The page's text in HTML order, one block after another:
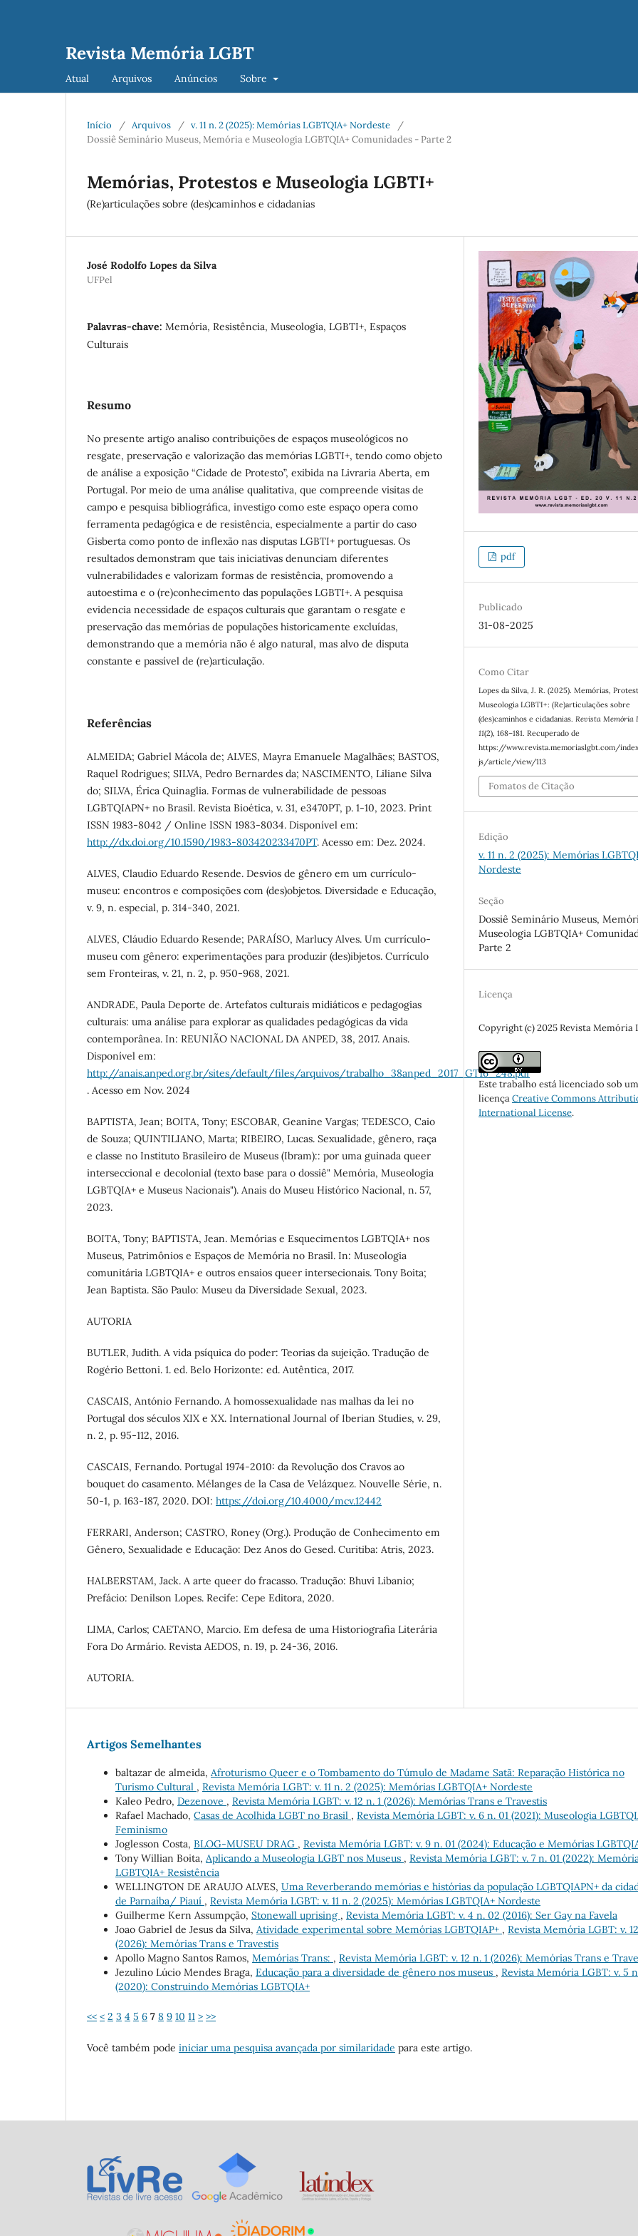
Revista Memória LGBT
Atual Arquivos Anúncios Sobre
Início / Arquivos / v. 11 n. 2 (2025): Memórias LGBTQIA+ Nordeste
/
Dossiê Seminário Museus, Memória e Museologia LGBTQIA+ Comunidades - Parte 2
Memórias, Protestos e Museologia LGBTI+
(Re)articulações sobre (des)caminhos e cidadanias
José Rodolfo Lopes da Silva
UFPel
Palavras-chave: Memória, Resistência, Museologia, LGBTI+, Espaços
Culturais
Resumo
No presente artigo analiso contribuições de espaços museológicos no
resgate, preservação e valorização das memórias LGBTI+, tendo como objeto
de análise a exposição “Cidade de Protesto”, exibida na Livraria Aberta, em
Portugal. Por meio de uma análise qualitativa, que compreende visitas de
campo e pesquisa bibliográfica, investigo como este espaço opera como
ferramenta pedagógica e de resistência, especialmente a partir do caso
Gisberta como ponto de inflexão nas disputas LGBTI+ portuguesas. Os
resultados demonstram que tais iniciativas denunciam diferentes
vulnerabilidades e valorizam formas de resistência, promovendo a
autoestima e o (re)conhecimento das populações LGBTI+. A pesquisa
evidencia necessidade de espaços culturais que garantam o resgate e
preservação das memórias de populações historicamente excluídas,
demonstrando que a memória não é algo natural, mas alvo de disputa
constante e passível de (re)articulação.
Referências
ALMEIDA; Gabriel Mácola de; ALVES, Mayra Emanuele Magalhães; BASTOS,
Raquel Rodrigues; SILVA, Pedro Bernardes da; NASCIMENTO, Liliane Silva
do; SILVA, Érica Quinaglia. Formas de vulnerabilidade de pessoas
LGBTQIAPN+ no Brasil. Revista Bioética, v. 31, e3470PT, p. 1-10, 2023. Print
ISSN 1983-8042 / Online ISSN 1983-8034. Disponível em:
http://dx.doi.org/10.1590/1983-803420233470PT. Acesso em: Dez. 2024.
ALVES, Claudio Eduardo Resende. Desvios de gênero em um currículo-
museu: encontros e composições com (des)objetos. Diversidade e Educação,
v. 9, n. especial, p. 314-340, 2021.
ALVES, Cláudio Eduardo Resende; PARAÍSO, Marlucy Alves. Um currículo-
museu com gênero: experimentações para produzir (des)ibjetos. Currículo
sem Fronteiras, v. 21, n. 2, p. 950-968, 2021.
ANDRADE, Paula Deporte de. Artefatos culturais midiáticos e pedagogias
culturais: uma análise para explorar as qualidades pedagógicas da vida
contemporânea. In: REUNIÃO NACIONAL DA ANPED, 38, 2017. Anais.
Disponível em:
http://anais.anped.org.br/sites/default/files/arquivos/trabalho_38anped_2017_GT16_248.pdf
. Acesso em Nov. 2024
BAPTISTA, Jean; BOITA, Tony; ESCOBAR, Geanine Vargas; TEDESCO, Caio
de Souza; QUINTILIANO, Marta; RIBEIRO, Lucas. Sexualidade, gênero, raça
e classe no Instituto Brasileiro de Museus (Ibram):: por uma guinada queer
interseccional e decolonial (texto base para o dossiê" Memória, Museologia
LGBTQIA+ e Museus Nacionais"). Anais do Museu Histórico Nacional, n. 57,
2023.
BOITA, Tony; BAPTISTA, Jean. Memórias e Esquecimentos LGBTQIA+ nos
Museus, Patrimônios e Espaços de Memória no Brasil. In: Museologia
comunitária LGBTQIA+ e outros ensaios queer intersecionais. Tony Boita;
Jean Baptista. São Paulo: Museu da Diversidade Sexual, 2023.
AUTORIA
BUTLER, Judith. A vida psíquica do poder: Teorias da sujeição. Tradução de
Rogério Bettoni. 1. ed. Belo Horizonte: ed. Autêntica, 2017.
CASCAIS, António Fernando. A homossexualidade nas malhas da lei no
Portugal dos séculos XIX e XX. International Journal of Iberian Studies, v. 29,
n. 2, p. 95-112, 2016.
CASCAIS, Fernando. Portugal 1974-2010: da Revolução dos Cravos ao
bouquet do casamento. Mélanges de la Casa de Velázquez. Nouvelle Série, n.
50-1, p. 163-187, 2020. DOI: https://doi.org/10.4000/mcv.12442
FERRARI, Anderson; CASTRO, Roney (Org.). Produção de Conhecimento em
Gênero, Sexualidade e Educação: Dez Anos do Gesed. Curitiba: Atris, 2023.
HALBERSTAM, Jack. A arte queer do fracasso. Tradução: Bhuvi Libanio;
Prefácio: Denilson Lopes. Recife: Cepe Editora, 2020.
LIMA, Carlos; CAETANO, Marcio. Em defesa de uma Historiografia Literária
Fora Do Armário. Revista AEDOS, n. 19, p. 24-36, 2016.
AUTORIA.
pdf
Publicado
31-08-2025
Como Citar
Lopes da Silva, J. R. (2025). Memórias,
Museologia LGBTI+: (Re)articulações sobre
(des)caminhos e cidadanias. Revista Memória
11(2), 168–181. Recuperado de
https://www.revista.memoriaslgbt.com/
js/article/view/113
Fomatos de Citação
Edição
v. 11 n. 2 (2025): Memórias
Nordeste
Seção
Dossiê Seminário Museus,
Museologia LGBTQIA+
Parte 2
Licença
Copyright (c) 2025 Revista Memória
Este trabalho está licenciado sob
licençaCreative Commons
International License.
Artigos Semelhantes
baltazar de almeida, Afroturismo Queer e o Tombamento do Túmulo de Madame Satã: Reparação Histórica no
Turismo Cultural , Revista Memória LGBT: v. 11 n. 2 (2025): Memórias LGBTQIA+ Nordeste
Kaleo Pedro, Dezenove , Revista Memória LGBT: v. 12 n. 1 (2026): Memórias Trans e Travestis
Rafael Machado, Casas de Acolhida LGBT no Brasil , Revista Memória LGBT: v. 6 n. 01 (2021): Museologia
Feminismo
Joglesson Costa, BLOG-MUSEU DRAG , Revista Memória LGBT: v. 9 n. 01 (2024): Educação e Memórias
Tony Willian Boita, Aplicando a Museologia LGBT nos Museus , Revista Memória LGBT: v. 7 n. 01 (2022):
LGBTQIA+ Resistência
WELLINGTON DE ARAUJO ALVES, Uma Reverberando memórias e histórias da população LGBTQIAPN+ da
de Parnaíba/ Piauí , Revista Memória LGBT: v. 11 n. 2 (2025): Memórias LGBTQIA+ Nordeste
Guilherme Kern Assumpção, Stonewall uprising , Revista Memória LGBT: v. 4 n. 02 (2016): Ser Gay na Favela
Joao Gabriel de Jesus da Silva, Atividade experimental sobre Memórias LGBTQIAP+ , Revista Memória LGBT: v.
(2026): Memórias Trans e Travestis
Apollo Magno Santos Ramos, Memórias Trans: , Revista Memória LGBT: v. 12 n. 1 (2026): Memórias Trans e
Jezulino Lúcio Mendes Braga, Educação para a diversidade de gênero nos museus , Revista Memória LGBT: v. 5
(2020): Construindo Memórias LGBTQIA+
<< < 2 3 4 5 6 7 8 9 10 11 > >>
Você também pode iniciar uma pesquisa avançada por similaridade para este artigo.